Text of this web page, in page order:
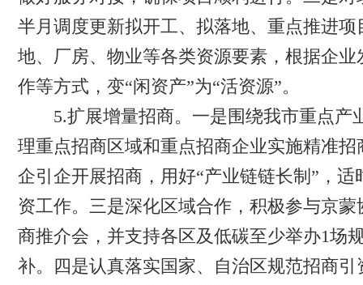
半月调度更新拟开工、拟落地、重点推进
地、厂房、物业等各类资源要素，根据企
作等方式，变“闲资产”为“活资源”。
5.扩展增量招商。一是围绕我市重点产
理重点招商区域和重点招商企业实施精准
企引企开展招商，用好“产业链链长制”，
资工作。三是深化区域合作，积极参与京
商推介会，并支持各区及低碳至少举办1场
补。四是认真落实国家、自治区规范招商